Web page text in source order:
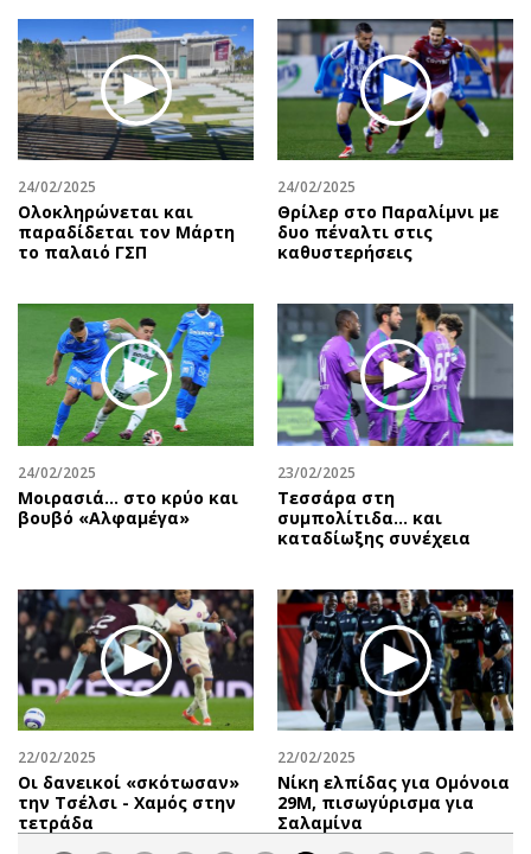
24/02/2025
Ολοκληρώνεται και
παραδίδεται τον Μάρτη
το παλαιό ΓΣΠ
24/02/2025
Θρίλερ στο Παραλίμνι με
δυο πέναλτι στις
καθυστερήσεις
24/02/2025
Μοιρασιά… στο κρύο και
βουβό «Αλφαμέγα»
23/02/2025
Τεσσάρα στη
συμπολίτιδα... και
καταδίωξης συνέχεια
22/02/2025
Οι δανεικοί «σκότωσαν»
την Τσέλσι - Χαμός στην
τετράδα
22/02/2025
Νίκη ελπίδας για Ομόνοια
29Μ, πισωγύρισμα για
Σαλαμίνα